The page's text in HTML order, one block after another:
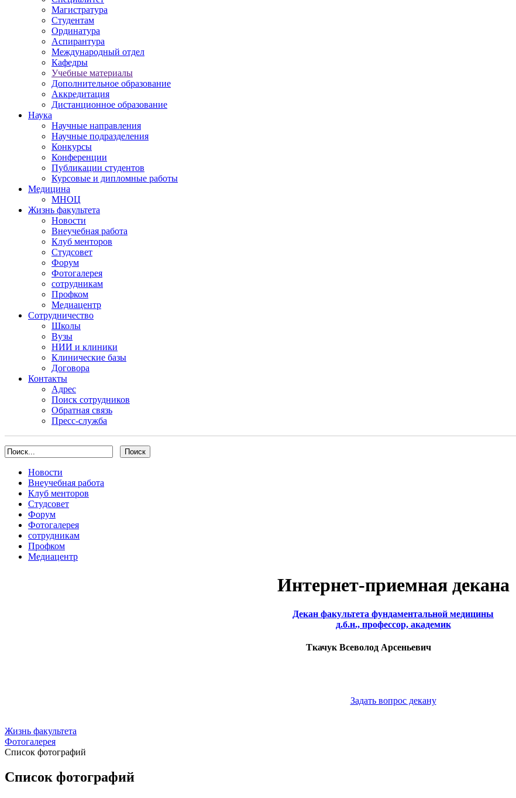
Магистратура
Студентам
Ординатура
Аспирантура
Международный отдел
Кафедры
Учебные материалы
Дополнительное образование
Аккредитация
Дистанционное образование
Наука
Научные направления
Научные подразделения
Конкурсы
Конференции
Публикации студентов
Курсовые и дипломные работы
Медицина
МНОЦ
Жизнь факультета
Новости
Внеучебная работа
Клуб менторов
Студсовет
Форум
Фотогалерея
сотрудникам
Профком
Медиацентр
Сотрудничество
Школы
Вузы
НИИ и клиники
Клинические базы
Договора
Контакты
Адрес
Поиск сотрудников
Обратная связь
Пресс-служба
Новости
Внеучебная работа
Клуб менторов
Студсовет
Форум
Фотогалерея
сотрудникам
Профком
Медиацентр
Интернет-приемная декана
Декан факультета фундаментальной медицины
д.б.н., профессор, академик
Ткачук Всеволод Арсеньевич
Задать вопрос декану
Жизнь факультета
Фотогалерея
Список фотографий
Список фотографий